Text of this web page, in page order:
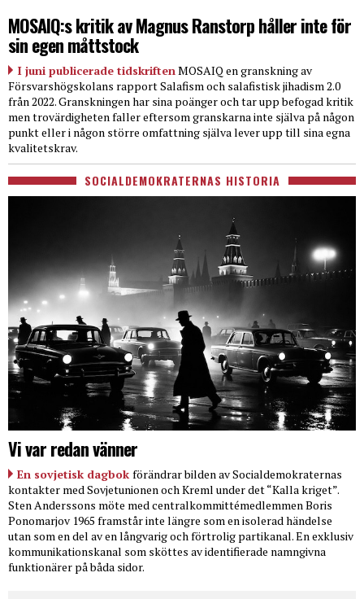
MOSAIQ:s kritik av Magnus Ranstorp håller inte för
sin egen måttstock
I juni publicerade tidskriftenMOSAIQ en granskning av
Försvarshögskolans rapport Salafism och salafistisk jihadism 2.0
från 2022. Granskningen har sina poänger och tar upp befogad kritik
men trovärdigheten faller eftersom granskarna inte själva på någon
punkt eller i någon större omfattning själva lever upp till sina egna
kvalitetskrav.
SOCIALDEMOKRATERNAS HISTORIA
Vi var redan vänner
En sovjetisk dagbok förändrar bilden av Socialdemokraternas
kontakter med Sovjetunionen och Kreml under det “Kalla kriget”.
Sten Anderssons möte med centralkommittémedlemmen Boris
Ponomarjov 1965 framstår inte längre som en isolerad händelse
utan som en del av en långvarig och förtrolig partikanal. En exklusiv
kommunikationskanal som sköttes av identifierade namngivna
funktionärer på båda sidor.